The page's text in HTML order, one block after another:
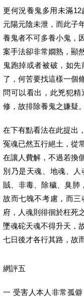
更何況養鬼多用未滿
元陽元陰未泄，而此子
養鬼者不可多養小鬼，
案手法卻非常嫺熟，顯
鬼跑掉或者被破，如
了，何苦要找這樣一個
問可以看出，此兇犯
修，故排除養鬼之嫌疑。
在下有點看法在此提出
冤魂已然五行絕土，從
在讓人費解，不過若換
別乃是天魂、地魂、
賊、非毒、除穢、臭肺
故而七魄不考慮，而
府，人魂則徘徊於枉死
墜魂砣天魂不得升天，
七日後才各行其路，故
網評五
一 受害人本人非常孤